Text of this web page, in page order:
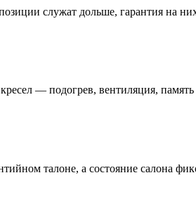
служат дольше, гарантия на
— подогрев, вентиляция,
талоне, а состояние салона